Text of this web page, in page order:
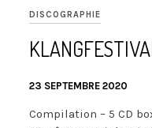
DISCOGRAPHIE
23 SEPTEMBRE 2020
Compilation – 5 CD